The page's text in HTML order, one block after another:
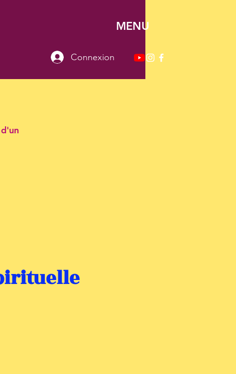
Connexion
MENU